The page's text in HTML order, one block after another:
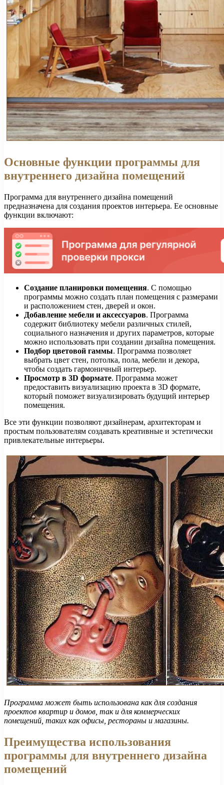
Основные функции программы для
внутреннего дизайна помещений
Программа для внутреннего дизайна помещений
предназначена для создания проектов интерьера. Ее основные
функции включают:
Создание планировки помещения. С помощью
программы можно создать план помещения с размерами
и расположением стен, дверей и окон.
Добавление мебели и аксессуаров. Программа
содержит библиотеку мебели различных стилей,
социального назначения и других параметров, которые
можно использовать при создании дизайна помещения.
Подбор цветовой гаммы. Программа позволяет
выбрать цвет стен, потолка, пола, мебели и декора,
чтобы создать гармоничный интерьер.
Просмотр в 3D формате. Программа может
предоставить визуализацию проекта в 3D формате,
который поможет визуализировать будущий интерьер
помещения.
Все эти функции позволяют дизайнерам, архитекторам и
простым пользователям создавать креативные и эстетически
привлекательные интерьеры.
Программа может быть использована как для создания
проектов квартир и домов, так и для коммерческих
помещений, таких как офисы, рестораны и магазины.
Преимущества использования
программы для внутреннего дизайна
помещений